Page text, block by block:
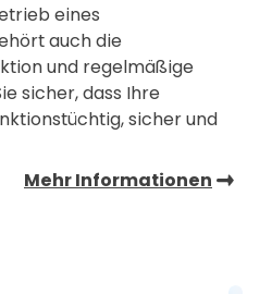
eines
auch die
und regelmäßige
sicher, dass Ihre
sicher und
Mehr Informationen